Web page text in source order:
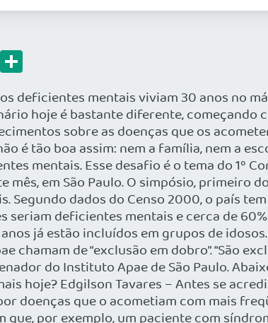
Print
deficientes mentais viviam 30 anos no
hoje é bastante diferente,
sobre as doenças que os
é tão boa assim: nem a família, nem a
mentais. Esse desafio é o tema do 1º
mês, em São Paulo. O simpósio,
Segundo dados do Censo 2000, o país
seriam deficientes mentais e cerca de
já estão incluídos em grupos de
chamam de “exclusão em dobro”. “São
do Instituto Apae de São Paulo.
hoje? Edgilson Tavares – Antes se
doenças que o acometiam com mais